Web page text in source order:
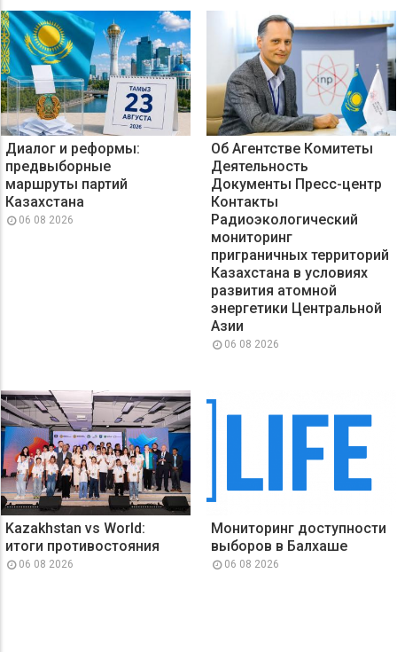
Диалог и реформы:
предвыборные
маршруты партий
Казахстана
06 08 2026
Об Агентстве Комитеты
Деятельность
Документы Пресс-центр
Контакты
Радиоэкологический
мониторинг
приграничных территорий
Казахстана в условиях
развития атомной
энергетики Центральной
Азии
06 08 2026
Kazakhstan vs World:
итоги противостояния
06 08 2026
Мониторинг доступности
выборов в Балхаше
06 08 2026